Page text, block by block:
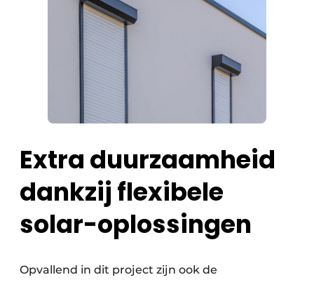
Extra duurzaamheid
dankzij flexibele
solar-oplossingen
Opvallend in dit project zijn ook de